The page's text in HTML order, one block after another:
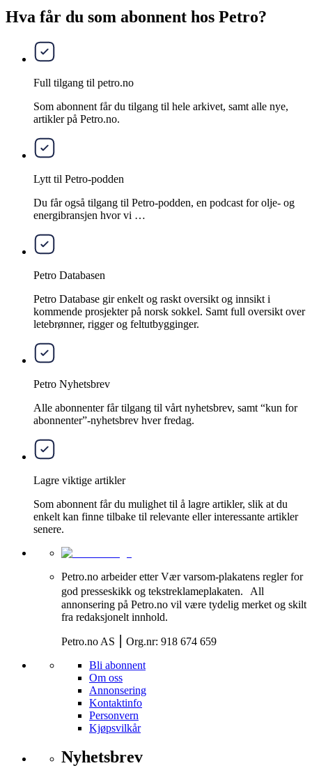
Hva får du som abonnent hos Petro?
Full tilgang til petro.no
Som abonnent får du tilgang til hele arkivet, samt alle nye,
artikler på Petro.no.
Lytt til Petro-podden
Du får også tilgang til Petro-podden, en podcast for olje- og
energibransjen hvor vi …
Petro Databasen
Petro Database gir enkelt og raskt oversikt og innsikt i
kommende prosjekter på norsk sokkel. Samt full oversikt over
letebrønner, rigger og feltutbygginger.
Petro Nyhetsbrev
Alle abonnenter får tilgang til vårt nyhetsbrev, samt “kun for
abonnenter”-nyhetsbrev hver fredag.
Lagre viktige artikler
Som abonnent får du mulighet til å lagre artikler, slik at du
enkelt kan finne tilbake til relevante eller interessante artikler
senere.
Petro.no arbeider etter Vær varsom-plakatens regler for
god presseskikk og tekstreklameplakaten. All
annonsering på Petro.no vil være tydelig merket og skilt
fra redaksjonelt innhold.
Petro.no AS ⎮ Org.nr: 918 674 659
Bli abonnent
Om oss
Annonsering
Kontaktinfo
Personvern
Kjøpsvilkår
Nyhetsbrev